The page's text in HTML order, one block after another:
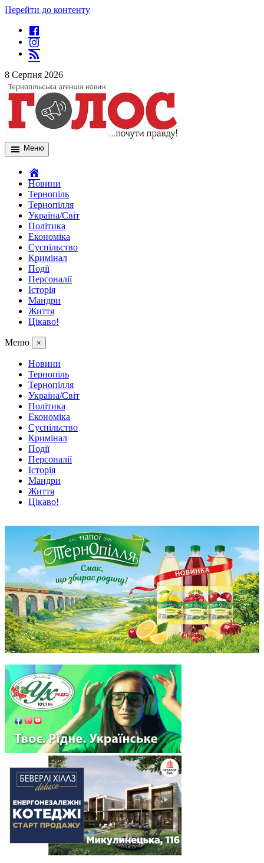
Перейти до контенту
8 Серпня 2026
Меню
Новини
Тернопіль
Тернопілля
Україна/Світ
Політика
Економіка
Суспільство
Кримінал
Події
Персоналії
Історія
Мандри
Життя
Цікаво!
Меню ×
Новини
Тернопіль
Тернопілля
Україна/Світ
Політика
Економіка
Суспільство
Кримінал
Події
Персоналії
Історія
Мандри
Життя
Цікаво!